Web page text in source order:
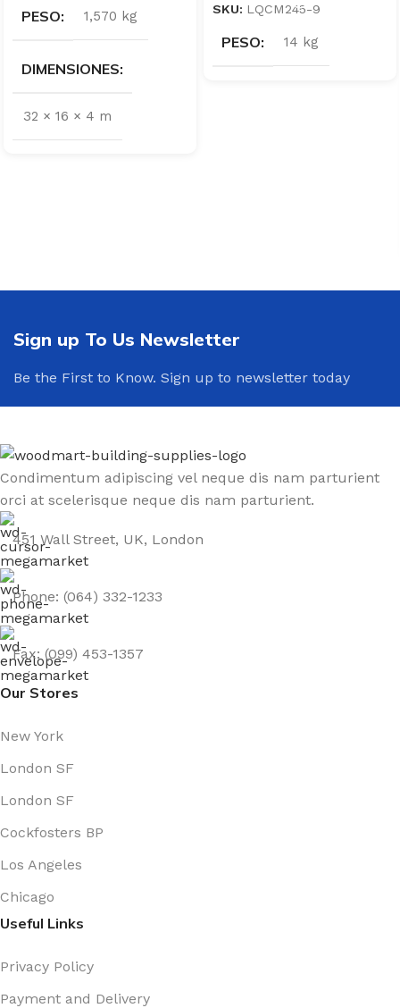
PESO 1,570 kg
DIMENSIONES
32 × 16 × 4 m
SKU: LQCM245-9
PESO 14 kg
Sign up To Us Newsletter
Be the First to Know. Sign up to newsletter today
Condimentum adipiscing vel neque dis nam parturient
orci at scelerisque neque dis nam parturient.
451 Wall Street, UK, London
Phone: (064) 332-1233
Fax: (099) 453-1357
Our Stores
New York
London SF
London SF
Cockfosters BP
Los Angeles
Chicago
Useful Links
Privacy Policy
Payment and Delivery